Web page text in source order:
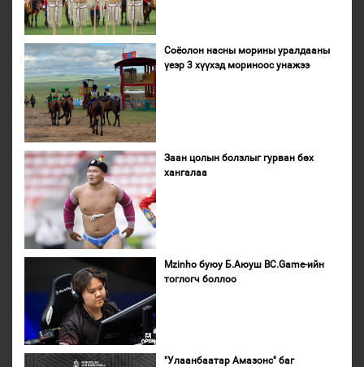
Соёолон насны морины уралдааны
үеэр 3 хүүхэд мориноос унажээ
Заан цолын болзлыг гурван бөх
хангалаа
Mzinho буюу Б.Аюуш BC.Game-ийн
тоглогч боллоо
"Улаанбаатар Амазонс" баг